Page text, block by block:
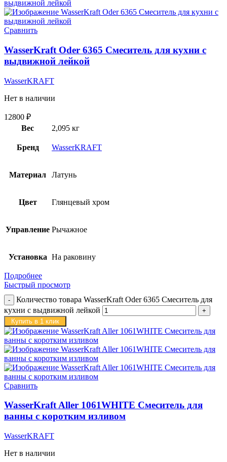
Сравнить
WasserKraft Oder 6365 Смеситель для кухни с
выдвижной лейкой
WasserKRAFT
Нет в наличии
12800 ₽
Вес
2,095 кг
Бренд WasserKRAFT
Материал Латунь
Цвет Глянцевый хром
Управление Рычажное
Установка На раковину
Подробнее
Быстрый просмотр
Количество товара WasserKraft Oder 6365 Смеситель для
кухни с выдвижной лейкой
Купить в 1 клик
Сравнить
WasserKraft Aller 1061WHITE Смеситель для
ванны с коротким изливом
WasserKRAFT
Нет в наличии